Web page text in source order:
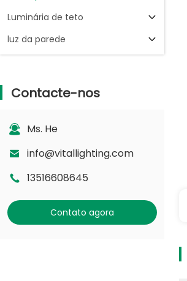
Luminária de teto
luz da parede
Contacte-nos
Ms. He
info@vitallighting.com
13516608645
Contato agora